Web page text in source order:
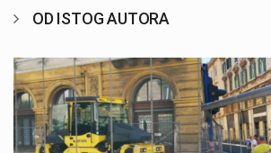
OD ISTOG AUTORA